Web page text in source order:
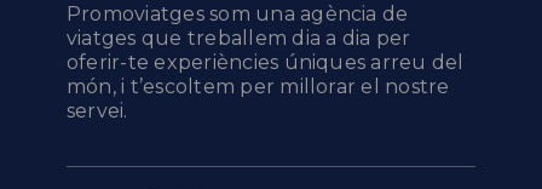
Promoviatges som una agència de
viatges que treballem dia a dia per
oferir-te experiències úniques arreu del
món, i t’escoltem per millorar el nostre
servei.